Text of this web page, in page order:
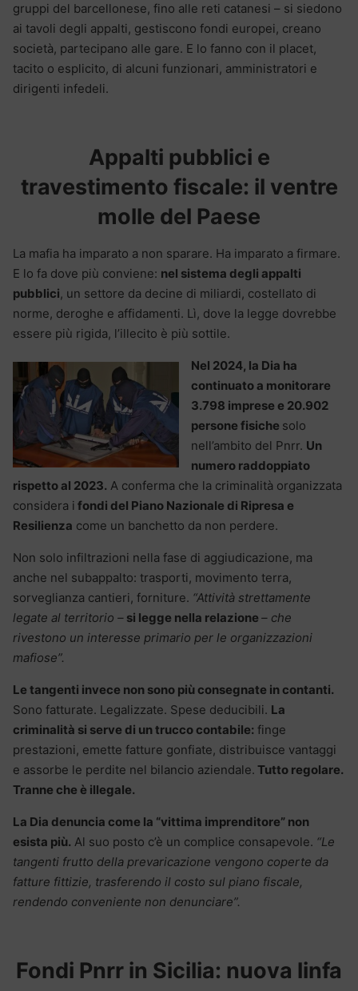
gruppi del barcellonese, fino alle reti catanesi – si siedono
ai tavoli degli appalti, gestiscono fondi europei, creano
società, partecipano alle gare. E lo fanno con il placet,
tacito o esplicito, di alcuni funzionari, amministratori e
dirigenti infedeli.
Appalti pubblici e
travestimento fiscale: il ventre
molle del Paese
La mafia ha imparato a non sparare. Ha imparato a firmare.
E lo fa dove più conviene: nel sistema degli appalti
pubblici, un settore da decine di miliardi, costellato di
norme, deroghe e affidamenti. Lì, dove la legge dovrebbe
essere più rigida, l’illecito è più sottile.
Nel 2024, la Dia ha
continuato a monitorare
3.798 imprese e 20.902
persone fisiche solo
nell’ambito del Pnrr. Un
numero raddoppiato
rispetto al 2023. A conferma che la criminalità organizzata
considera i fondi del Piano Nazionale di Ripresa e
Resilienza come un banchetto da non perdere.
Non solo infiltrazioni nella fase di aggiudicazione, ma
anche nel subappalto: trasporti, movimento terra,
sorveglianza cantieri, forniture. “Attività strettamente
legate al territorio – si legge nella relazione – che
rivestono un interesse primario per le organizzazioni
mafiose”.
Le tangenti invece non sono più consegnate in contanti.
Sono fatturate. Legalizzate. Spese deducibili. La
criminalità si serve di un trucco contabile: finge
prestazioni, emette fatture gonfiate, distribuisce vantaggi
e assorbe le perdite nel bilancio aziendale. Tutto regolare.
Tranne che è illegale.
La Dia denuncia come la “vittima imprenditore” non
esista più. Al suo posto c’è un complice consapevole. “Le
tangenti frutto della prevaricazione vengono coperte da
fatture fittizie, trasferendo il costo sul piano fiscale,
rendendo conveniente non denunciare”.
Fondi Pnrr in Sicilia: nuova linfa